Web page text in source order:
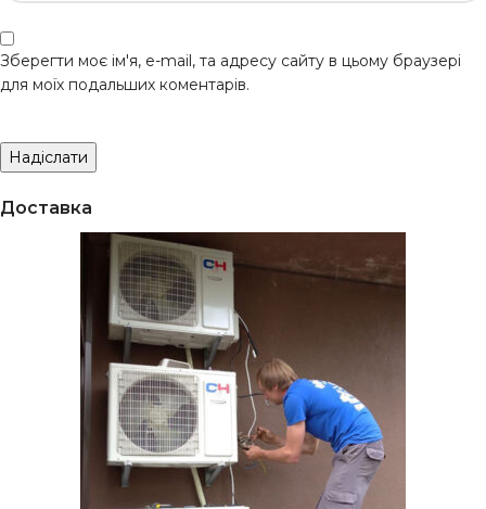
Зберегти моє ім'я, e-mail, та адресу сайту в цьому браузері
для моїх подальших коментарів.
Доставка